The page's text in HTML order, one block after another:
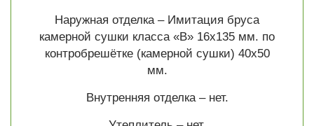
Наружная отделка – Имитация бруса
камерной сушки класса «В» 16х135 мм. по
контробрешётке (камерной сушки) 40х50
мм.
Внутренняя отделка – нет.